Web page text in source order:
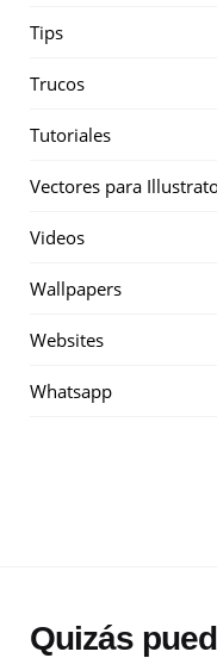
Tips
Trucos
Tutoriales
Vectores para
Videos
Wallpapers
Websites
Whatsapp
Quizás